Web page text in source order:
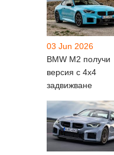
03 Jun 2026
BMW M2 получи
версия с 4х4
задвижване